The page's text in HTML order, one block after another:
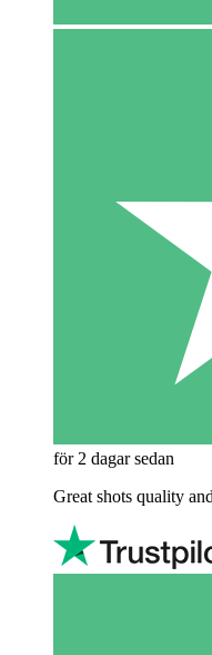
för 2 dagar sedan
Great shots quality